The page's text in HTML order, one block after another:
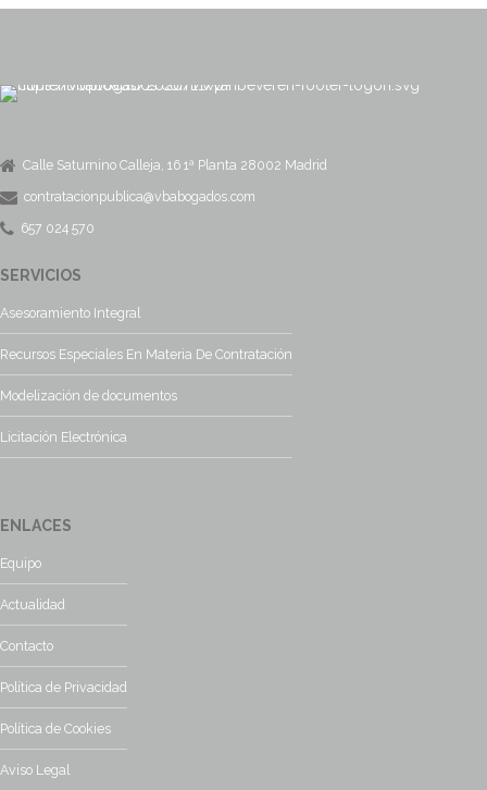
Calle Saturnino Calleja, 16 1ª Planta 28002 Madrid
contratacionpublica@vbabogados.com
657 024 570
SERVICIOS
Asesoramiento Integral
Recursos Especiales En Materia De Contratación
Modelización de documentos
Licitación Electrónica
ENLACES
Equipo
Actualidad
Contacto
Política de Privacidad
Política de Cookies
Aviso Legal